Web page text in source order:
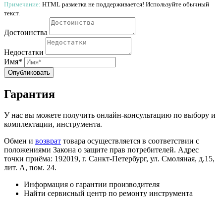
Примечание: HTML разметка не поддерживается! Используйте обычный
текст.
Достоинства
Недостатки
Имя*
Опубликовать
Гарантия
У нас вы можете получить онлайн-консультацию по выбору и
комплектации, инструмента.
Обмен и возврат товара осуществляется в соответствии с
положениями Закона о защите прав потребителей. Адрес
точки приёма: 192019, г. Санкт-Петербург, ул. Смоляная, д.15,
лит. А, пом. 24.
Информация о гарантии производителя
Найти сервисный центр по ремонту инструмента